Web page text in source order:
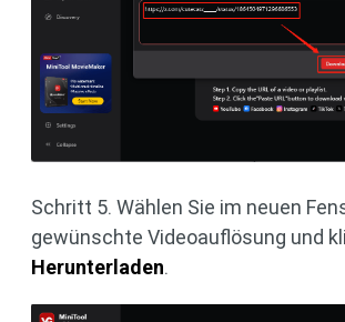
Schritt 5. Wählen Sie im neuen
gewünschte Videoauflösung und
Herunterladen.